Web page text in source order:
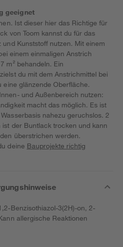
geeignet
Ist dieser hier das Richtige für
von Toom kannst du für das
Kunststoff nutzen. Mit einem
einem einmaligen Anstrich
m² behandeln. Ein
du mit dem Anstrichmittel bei
eine glänzende Oberfläche.
und Außenbereich nutzen:
macht das möglich. Es ist
nahezu geruchslos. 2
der Buntlack trocken und kann
überstrichen werden.
deine Bauprojekte richtig
Benzisothiazol-3(2H)-on, 2-
allergische Reaktionen